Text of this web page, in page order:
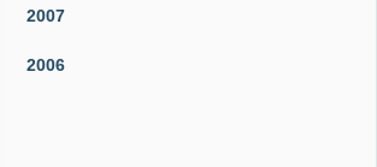
2007
2006